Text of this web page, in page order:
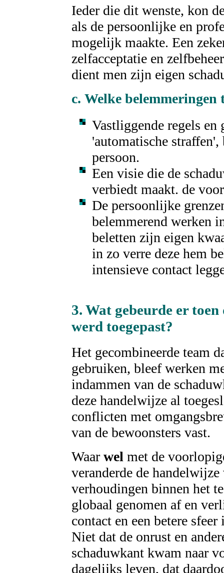
Ieder die dit wenste, kon
als de persoonlijke en
mogelijk maakte. Een
zelfacceptatie en
dient men zijn eigen
c. Welke
Vastliggende regels en
'automatische
persoon.
Een visie die de
verbiedt maakt. de
De persoonlijke
belemmerend werken
beletten zijn eigen
in zo verre deze hem
intensieve contact
3. Wat gebeurde er
werd toegepast?
Het gecombineerde team
gebruiken, bleef werken
indammen van de
deze handelwijze al
conflicten met
van de bewoonsters vast.
Waar wel met de
veranderde de
verhoudingen binnen het
globaal genomen af en
contact en een betere
Niet dat de onrust en
schaduwkant kwam naar
dagelijks leven, dat